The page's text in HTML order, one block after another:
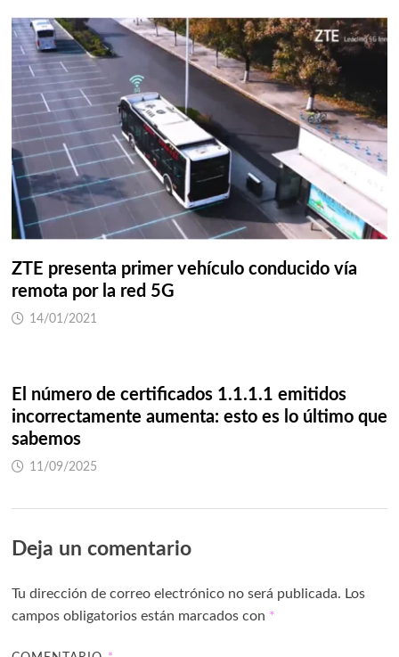
ZTE presenta primer vehículo conducido vía
remota por la red 5G
14/01/2021
El número de certificados 1.1.1.1 emitidos
incorrectamente aumenta: esto es lo último que
sabemos
11/09/2025
Deja un comentario
Tu dirección de correo electrónico no será publicada. Los
campos obligatorios están marcados con *